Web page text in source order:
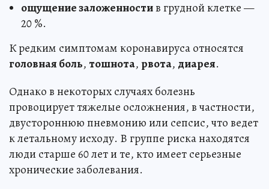
ощущение заложенностив грудной клетке —
20 %.
К редким симптомам коронавируса относятся
головная боль, тошнота, рвота, диарея.
Однако в некоторых случаях болезнь
провоцирует тяжелые осложнения, в частности,
двустороннюю пневмонию или сепсис, что ведет
к летальному исходу. В группе риска находятся
люди старше 60 лет и те, кто имеет серьезные
хронические заболевания.